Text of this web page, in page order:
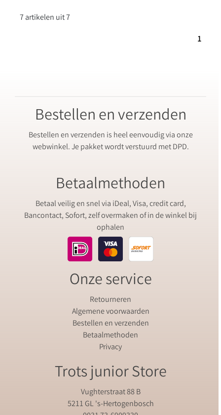
7 artikelen uit 7
1
Bestellen en verzenden
Bestellen en verzenden is heel eenvoudig via onze
webwinkel. Je pakket wordt verstuurd met DPD.
Betaalmethoden
Betaal veilig en snel via iDeal, Visa, credit card,
Bancontact, Sofort, zelf overmaken of in de winkel bij
ophalen
Onze service
Retourneren
Algemene voorwaarden
Bestellen en verzenden
Betaalmethoden
Privacy
Trots junior Store
Vughterstraat 88 B
5211 GL 's-Hertogenbosch